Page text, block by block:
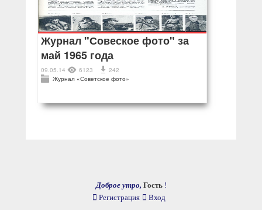
Журнал "Совеское фото" за
май 1965 года
09.05.14 6123
242
Журнал «Советское фото»
Доброе утро, Гость !
Регистрация
Вход